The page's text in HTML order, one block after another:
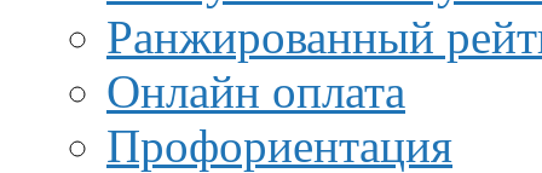
Ранжированный
Онлайн оплата
Профориентация